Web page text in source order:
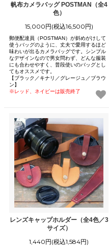
帆布カメラバッグ POSTMAN（全4
色）
15,000円(税込16,500円)
郵便配達員（POSTMAN）が斜めがけして
使うバッグのように、丈夫で愛用するほど
味わいが出るカメラバッグです。シンプル
なデザインなので男女問わず、どんな服装
にも合わせやすく、普段使いのバッグとし
てもオススメです。
【ブラック／キナリ／グレージュ／ブラウ
ン】
※レッド、ネイビーは販売終了
レンズキャップホルダー（全4色／3
サイズ）
1,440円(税込1,584円)